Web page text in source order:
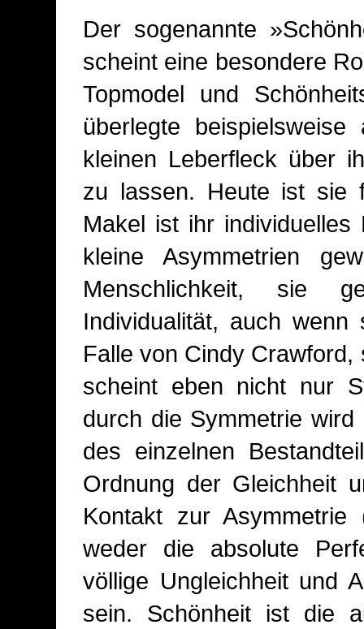
Der sogenannte
scheint eine besondere
Topmodel und
überlegte
kleinen Leberfleck über
zu lassen. Heute ist sie
Makel ist ihr individuelles
kleine Asymmetrien
Menschlichkeit, sie
Individualität, auch
Falle von Cindy
scheint eben nicht nur
durch die Symmetrie
des einzelnen
Ordnung der Gleichheit
Kontakt zur Asymmetrie
weder die absolute
völlige Ungleichheit und
sein. Schönheit ist die